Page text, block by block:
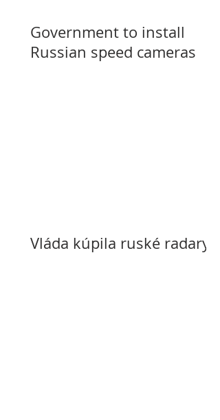
Government to install
Russian speed cameras
Vláda kúpila ruské radary